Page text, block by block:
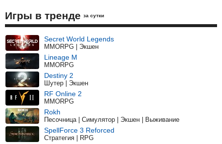
Игры в тренде за сутки
Secret World Legends
MMORPG | Экшен
Lineage M
MMORPG
Destiny 2
Шутер | Экшен
RF Online 2
MMORPG
Rokh
Песочница | Симулятор | Экшен | Выживание
SpellForce 3 Reforced
Стратегия | RPG